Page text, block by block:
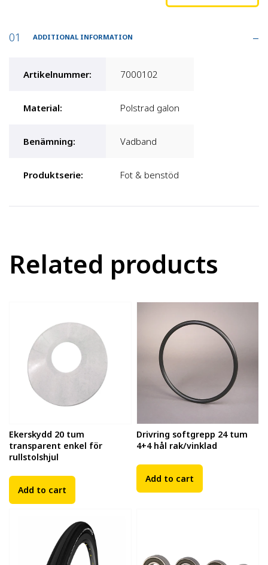
ADDITIONAL INFORMATION
Artikelnummer: 7000102
Material: Polstrad galon
Benämning: Vadband
Produktserie: Fot & benstöd
Related products
Ekerskydd 20 tum
transparent enkel för
rullstolshjul
Add to cart
Drivring softgrepp 24 tum
4+4 hål rak/vinklad
Add to cart